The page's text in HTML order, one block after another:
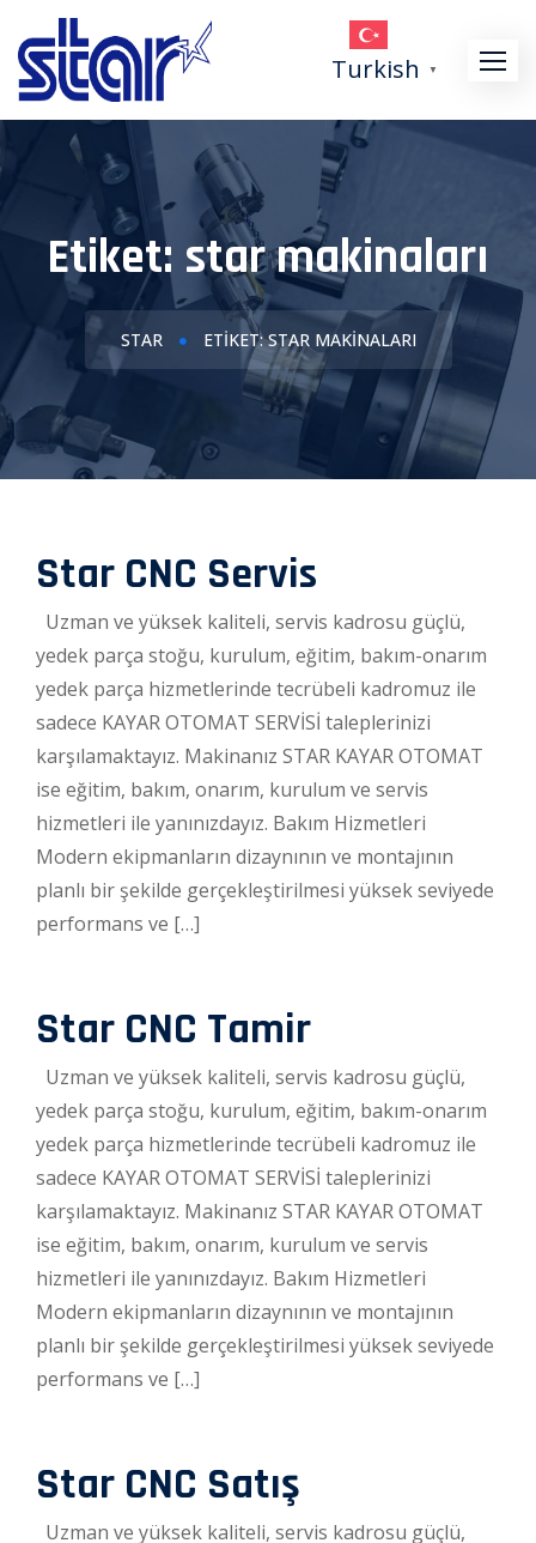
content
Turkish ▼
Etiket: star makinaları
STAR ETIKET: STAR MAKINALARI
Star CNC Servis
Uzman ve yüksek kaliteli, servis kadrosu güçlü,
yedek parça stoğu, kurulum, eğitim, bakım-onarım
yedek parça hizmetlerinde tecrübeli kadromuz ile
sadece KAYAR OTOMAT SERVİSİ taleplerinizi
karşılamaktayız. Makinanız STAR KAYAR OTOMAT
ise eğitim, bakım, onarım, kurulum ve servis
hizmetleri ile yanınızdayız. Bakım Hizmetleri
Modern ekipmanların dizaynının ve montajının
planlı bir şekilde gerçekleştirilmesi yüksek seviyede
performans ve […]
Star CNC Tamir
Uzman ve yüksek kaliteli, servis kadrosu güçlü,
yedek parça stoğu, kurulum, eğitim, bakım-onarım
yedek parça hizmetlerinde tecrübeli kadromuz ile
sadece KAYAR OTOMAT SERVİSİ taleplerinizi
karşılamaktayız. Makinanız STAR KAYAR OTOMAT
ise eğitim, bakım, onarım, kurulum ve servis
hizmetleri ile yanınızdayız. Bakım Hizmetleri
Modern ekipmanların dizaynının ve montajının
planlı bir şekilde gerçekleştirilmesi yüksek seviyede
performans ve […]
Star CNC Satış
Uzman ve yüksek kaliteli, servis kadrosu güçlü,